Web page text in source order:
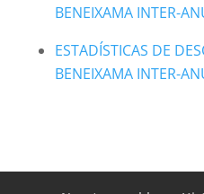
BENEIXAMA INTER-
ESTADÍSTICAS DE
BENEIXAMA INTER-